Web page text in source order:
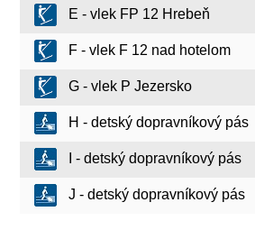
E - vlek FP 12 Hrebeň
F - vlek F 12 nad hotelom
G - vlek P Jezersko
H - detský dopravníkový pás
I - detský dopravníkový pás
J - detský dopravníkový pás